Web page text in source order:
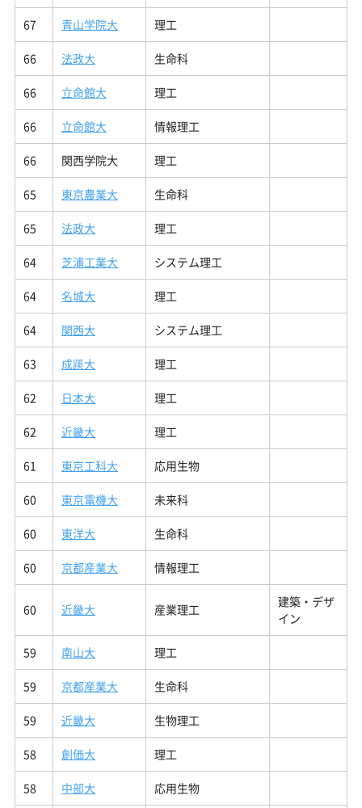
67 青山学院大 理工
66 法政大 生命科
66 立命館大 理工
66 立命館大 情報理工
66 関西学院大 理工
65 東京農業大 生命科
65 法政大 理工
64 芝浦工業大 システム理工
64 名城大 理工
64 関西大 システム理工
63 成蹊大 理工
62 日本大 理工
62 近畿大 理工
61 東京工科大 応用生物
60 東京電機大 未来科
60 東洋大 生命科
60 京都産業大 情報理工
60 近畿大 産業理工
建築・デザ
イン
59 南山大 理工
59 京都産業大 生命科
59 近畿大 生物理工
58 創価大 理工
58 中部大 応用生物